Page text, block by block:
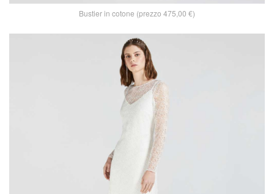
Bustier in cotone (prezzo 475,00 €)